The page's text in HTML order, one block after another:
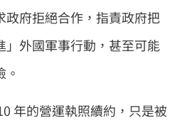
府拒絕合作，指責政府把
」外國軍事行動，甚至可能
年的營運執照續約，只是被